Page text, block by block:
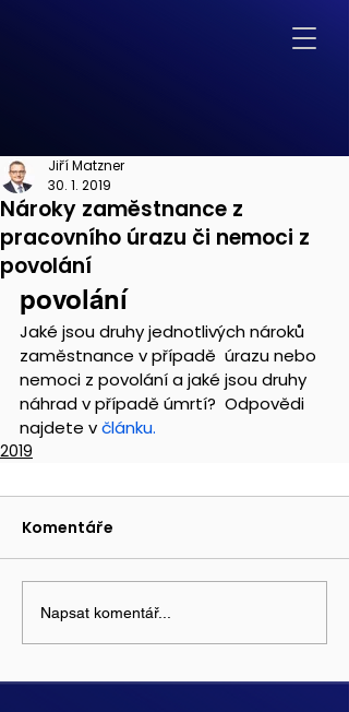
Nároky zaměstnance z
pracovního úrazu či nemoci z
povolání
Jiří Matzner
30. 1. 2019
povolání
Jaké jsou druhy jednotlivých nároků
zaměstnance v případě  úrazu nebo
nemoci z povolání a jaké jsou druhy
náhrad v případě úmrtí?  Odpovědi
najdete v článku.
2019
Komentáře
Napsat komentář...